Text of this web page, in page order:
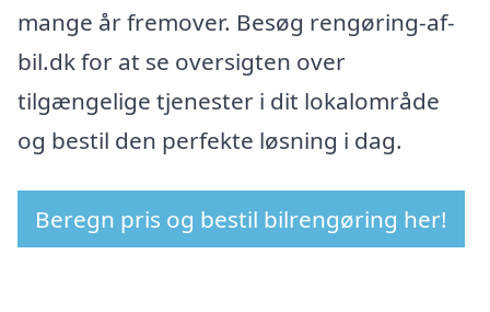
mange år fremover. Besøg rengøring-af-
bil.dk for at se oversigten over
tilgængelige tjenester i dit lokalområde
og bestil den perfekte løsning i dag.
Beregn pris og bestil bilrengøring her!